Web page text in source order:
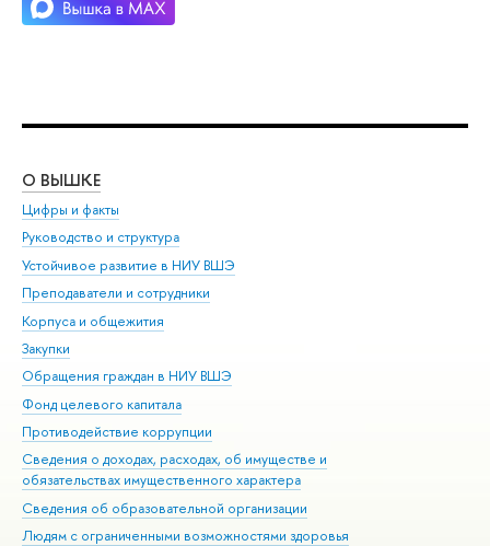
О ВЫШКЕ
Цифры и факты
Руководство и структура
Устойчивое развитие в НИУ ВШЭ
Преподаватели и сотрудники
Корпуса и общежития
Закупки
Обращения граждан в НИУ ВШЭ
Фонд целевого капитала
Противодействие коррупции
Сведения о доходах, расходах, об имуществе и
обязательствах имущественного характера
Сведения об образовательной организации
Людям с ограниченными возможностями здоровья